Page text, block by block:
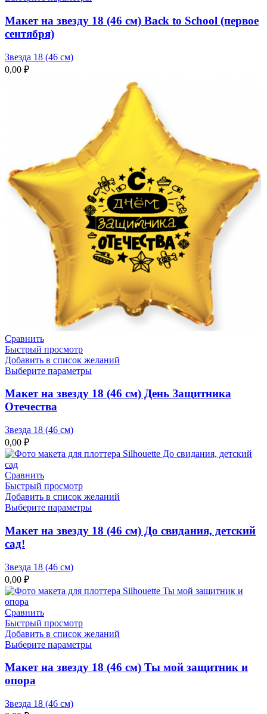
Макет на звезду 18 (46 см) Back to School (первое
сентября)
Звезда 18 (46 см)
0,00 ₽
Сравнить
Быстрый просмотр
Добавить в список желаний
Выберите параметры
Макет на звезду 18 (46 см) День Защитника
Отечества
Звезда 18 (46 см)
0,00 ₽
Сравнить
Быстрый просмотр
Добавить в список желаний
Выберите параметры
Макет на звезду 18 (46 см) До свидания, детский
сад!
Звезда 18 (46 см)
0,00 ₽
Сравнить
Быстрый просмотр
Добавить в список желаний
Выберите параметры
Макет на звезду 18 (46 см) Ты мой защитник и
опора
Звезда 18 (46 см)